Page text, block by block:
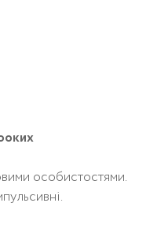
особистостями.